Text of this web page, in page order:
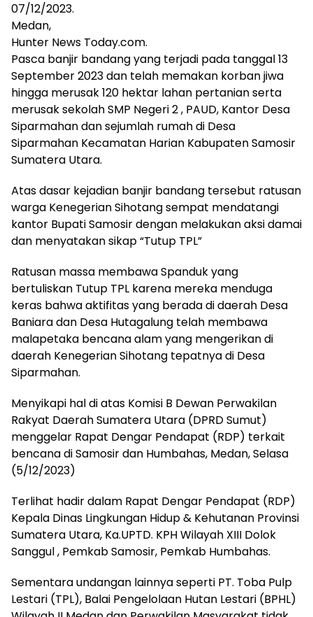
07/12/2023.
Medan,
Hunter News Today.com.
Pasca banjir bandang yang terjadi pada tanggal 13
September 2023 dan telah memakan korban jiwa
hingga merusak 120 hektar lahan pertanian serta
merusak sekolah SMP Negeri 2 , PAUD, Kantor Desa
Siparmahan dan sejumlah rumah di Desa
Siparmahan Kecamatan Harian Kabupaten Samosir
Sumatera Utara.
Atas dasar kejadian banjir bandang tersebut ratusan
warga Kenegerian Sihotang sempat mendatangi
kantor Bupati Samosir dengan melakukan aksi damai
dan menyatakan sikap “Tutup TPL”
Ratusan massa membawa Spanduk yang
bertuliskan Tutup TPL karena mereka menduga
keras bahwa aktifitas yang berada di daerah Desa
Baniara dan Desa Hutagalung telah membawa
malapetaka bencana alam yang mengerikan di
daerah Kenegerian Sihotang tepatnya di Desa
Siparmahan.
Menyikapi hal di atas Komisi B Dewan Perwakilan
Rakyat Daerah Sumatera Utara (DPRD Sumut)
menggelar Rapat Dengar Pendapat (RDP) terkait
bencana di Samosir dan Humbahas, Medan, Selasa
(5/12/2023)
Terlihat hadir dalam Rapat Dengar Pendapat (RDP)
Kepala Dinas Lingkungan Hidup & Kehutanan Provinsi
Sumatera Utara, Ka.UPTD. KPH Wilayah XIII Dolok
Sanggul , Pemkab Samosir, Pemkab Humbahas.
Sementara undangan lainnya seperti PT. Toba Pulp
Lestari (TPL), Balai Pengelolaan Hutan Lestari (BPHL)